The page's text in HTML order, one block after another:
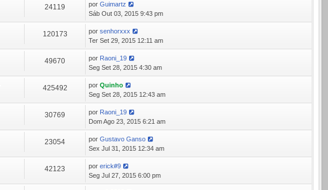
24119 porGuimartz
Sáb Out 03, 2015 9:43 pm
120173 porsenhorxxx
Ter Set 29, 2015 12:11 am
49670 por Raoni_19
Seg Set 28, 2015 4:30 am
425492 porQuinho
Seg Set 28, 2015 12:43 am
30769 por Raoni_19
Dom Ago 23, 2015 6:21 am
23054 porGustavo Ganso
Sex Jul 31, 2015 12:34 am
42123 porerick#9
Seg Jul 27, 2015 6:00 pm